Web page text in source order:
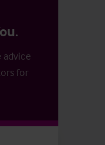
advice
for